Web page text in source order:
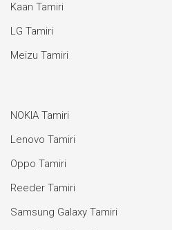
Kaan Tamiri
LG Tamiri
Meizu Tamiri
NOKIA Tamiri
Lenovo Tamiri
Oppo Tamiri
Reeder Tamiri
Samsung Galaxy Tamiri